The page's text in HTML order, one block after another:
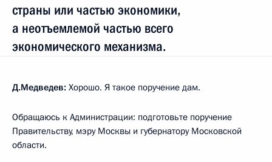
страны или частью экономики,
а неотъемлемой частью всего
экономического механизма.
Д.Медведев: Хорошо. Я такое поручение дам.
Обращаюсь к Администрации: подготовьте поручение
Правительству, мэру Москвы и губернатору Московской
области.